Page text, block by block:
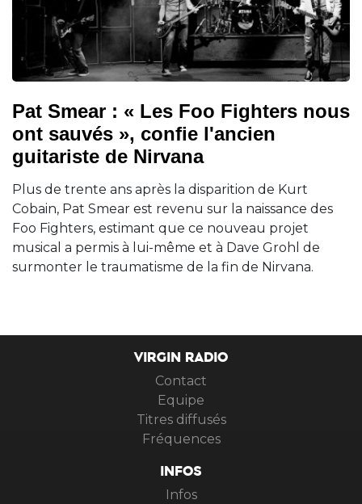
Pat Smear : « Les Foo Fighters nous
ont sauvés », confie l'ancien
guitariste de Nirvana
Plus de trente ans après la disparition de Kurt
Cobain, Pat Smear est revenu sur la naissance des
Foo Fighters, estimant que ce nouveau projet
musical a permis à lui-même et à Dave Grohl de
surmonter le traumatisme de la fin de Nirvana.
VIRGIN RADIO
Contact
Equipe
Titres diffusés
Fréquences
INFOS
Infos